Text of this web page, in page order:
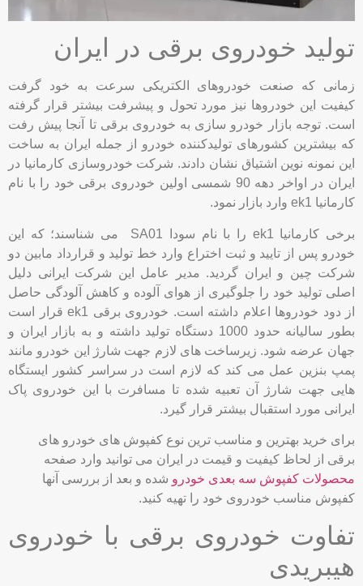
تولید خودروی برقی در ایران
زمانی که صنعت خودروهای الکتریکی سرعت به خود گرفت
کیفیت این خودروها نیز مورد تحول و پیشرفت بیشتر قرار گرفته
است. توجه بازار خودرو سازی به خودروی برقی تا آنجا پیش رفت
که بیشترین کشورهای تولیدکننده خودرو از جمله ایران به ساخت
این نمونه نوین اشتیاق نشان دادند. شرکت خودروسازی کارمانیا در
ایران در اواخر دهه 90 شمسی اولین خودروی برقی خود را با نام
کارمانیا ek1 وارد بازار نمود.
برخی کارمانیا ek1 را با نام سودا SA01 می شناسند؛ که این
خودرو پس از تایید و ثبت اختراع وارد خط تولید و قرارداد مابین دو
شرکت چین و ایران گردید. مدیر عامل این شرکت ایرانی دلیل
اصلی تولید خود را جلوگیری از هوای آلوده و کاهش آلودگی حاصل
از دود خودروها اعلام داشته است. خودروی برقی ek1 قرار است
بطور سالیانه حدود 1000 دستگاه تولید داشته و به بازار ایران و
جهان عرضه شود. زیرساخت های لازم جهت شارژ این خودرو مانند
پمپ بنزین عمل می کند که لازم است در سراسر کشور ایستگاه
هایی جهت شارژ آن تعبیه شده تا مسافرت با این خودروی پاک
ایرانی مورد استقبال بیشتر قرار گیرد.
برای خرید بهترین و مناسب ترین نوع کفپوش های خودرو های
برقی از لحاظ کیفیت و قیمت در ایران می توانید وارد صفحه
محصولات کفپوش سه بعدی خودرو شده و بعد از بررسی آنها
کفپوش مناسب خودروی خود را تهیه کنید.
تفاوت خودروی برقی با خودروی
هیبریدی